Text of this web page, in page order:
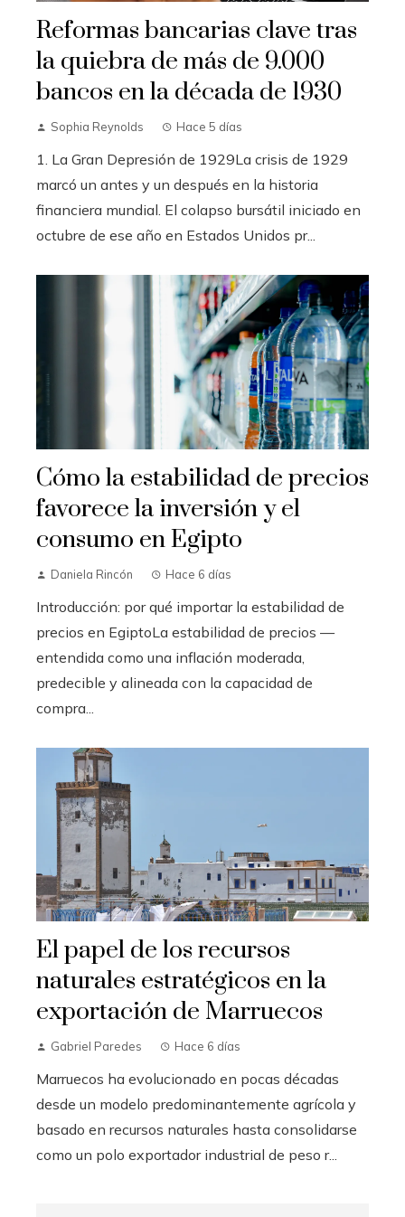
Reformas bancarias clave tras
la quiebra de más de 9.000
bancos en la década de 1930
Sophia Reynolds Hace 5 días
1. La Gran Depresión de 1929La crisis de 1929
marcó un antes y un después en la historia
financiera mundial. El colapso bursátil iniciado en
octubre de ese año en Estados Unidos pr...
Cómo la estabilidad de precios
favorece la inversión y el
consumo en Egipto
Daniela Rincón Hace 6 días
Introducción: por qué importar la estabilidad de
precios en EgiptoLa estabilidad de precios —
entendida como una inflación moderada,
predecible y alineada con la capacidad de
compra...
El papel de los recursos
naturales estratégicos en la
exportación de Marruecos
Gabriel Paredes Hace 6 días
Marruecos ha evolucionado en pocas décadas
desde un modelo predominantemente agrícola y
basado en recursos naturales hasta consolidarse
como un polo exportador industrial de peso r...